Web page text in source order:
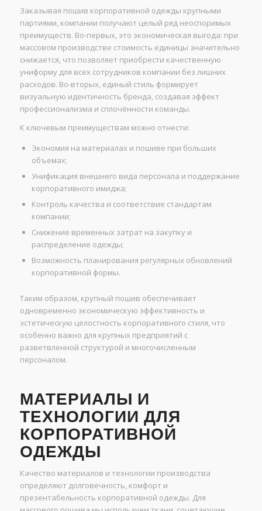
Заказывая пошив корпоративной одежды крупными
партиями, компании получают целый ряд неоспоримых
преимуществ. Во-первых, это экономическая выгода: при
массовом производстве стоимость единицы значительно
снижается, что позволяет приобрести качественную
униформу для всех сотрудников компании без лишних
расходов. Во-вторых, единый стиль формирует
визуальную идентичность бренда, создавая эффект
профессионализма и сплочённости команды.
К ключевым преимуществам можно отнести:
Экономия на материалах и пошиве при больших
объемах;
Унификация внешнего вида персонала и поддержание
корпоративного имиджа;
Контроль качества и соответствие стандартам
компании;
Снижение временных затрат на закупку и
распределение одежды;
Возможность планирования регулярных обновлений
корпоративной формы.
Таким образом, крупный пошив обеспечивает
одновременно экономическую эффективность и
эстетическую целостность корпоративного стиля, что
особенно важно для крупных предприятий с
разветвленной структурой и многочисленным
персоналом.
МАТЕРИАЛЫ И
ТЕХНОЛОГИИ ДЛЯ
КОРПОРАТИВНОЙ
ОДЕЖДЫ
Качество материалов и технологии производства
определяют долговечность, комфорт и
презентабельность корпоративной одежды. Для